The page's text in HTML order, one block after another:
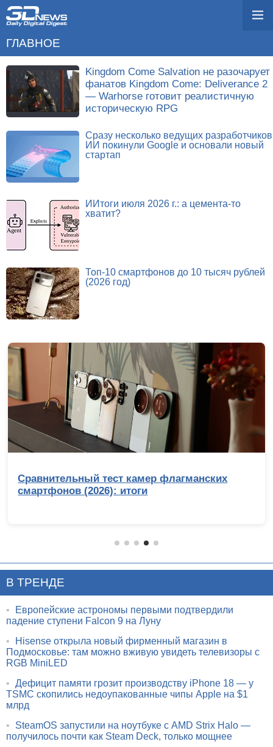
ГЛАВНОЕ
Kingdom Come Salvation не разочарует
фанатов Kingdom Come: Deliverance 2
— Warhorse готовит реалистичную
историческую RPG
Сразу несколько ведущих разработчиков
ИИ покинули Google и основали новый
стартап
ИИтоги июля 2026 г.: а цемента-то
хватит?
Топ-10 смартфонов до 10 тысяч рублей
(2026 год)
Сравнительный тест камер флагманских
смартфонов (2026): итоги
В ТРЕНДЕ
•
Европейские астрономы первыми подтвердили
падение ступени Falcon 9 на Луну
•
Hisense открыла новый фирменный магазин в
Подмосковье: там можно вживую увидеть телевизоры с
RGB MiniLED
• Дефицит памяти грозит производству iPhone 18 — у
TSMC скопились недоупакованные чипы Apple на $1
млрд
•
SteamOS запустили на ноутбуке с AMD Strix Halo —
получилось почти как Steam Deck, только мощнее